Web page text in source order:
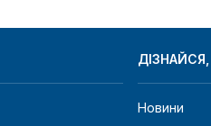
ДІЗНАЙСЯ,
Новини